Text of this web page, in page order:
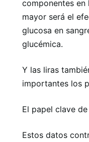
componentes
mayor será el
glucosa en
glucémica.
Y las liras
importantes los
El papel clave
Estos datos